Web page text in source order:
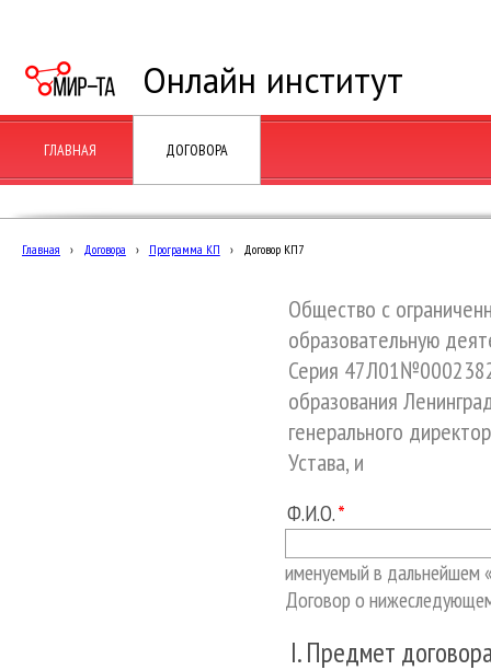
Онлайн институт
ГЛАВНАЯ ДОГОВОРА
Главная › Договора › Программа КП › Договор КП7
Общество с
образовательную
Серия
образования
генерального
Устава, и
Ф.И.О.
именуемый в дальнейшем
Договор о
I. Предмет